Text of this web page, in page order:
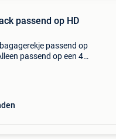
passend op HD
passend op
passend op een 4